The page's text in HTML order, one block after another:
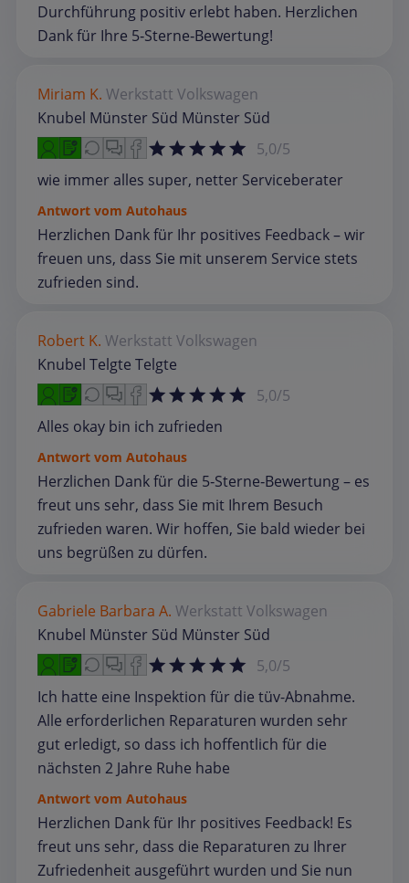
Durchführung positiv erlebt haben. Herzlichen
Dank für Ihre 5‑Sterne‑Bewertung!
Miriam K. Werkstatt Volkswagen
Knubel Münster Süd Münster Süd
5,0/5
wie immer alles super, netter Serviceberater
Antwort vom Autohaus
Herzlichen Dank für Ihr positives Feedback – wir
freuen uns, dass Sie mit unserem Service stets
zufrieden sind.
Robert K. Werkstatt Volkswagen
Knubel Telgte Telgte
5,0/5
Alles okay bin ich zufrieden
Antwort vom Autohaus
Herzlichen Dank für die 5‑Sterne‑Bewertung – es
freut uns sehr, dass Sie mit Ihrem Besuch
zufrieden waren. Wir hoffen, Sie bald wieder bei
uns begrüßen zu dürfen.
Gabriele Barbara A. Werkstatt Volkswagen
Knubel Münster Süd Münster Süd
5,0/5
Ich hatte eine Inspektion für die tüv-Abnahme.
Alle erforderlichen Reparaturen wurden sehr
gut erledigt, so dass ich hoffentlich für die
nächsten 2 Jahre Ruhe habe
Antwort vom Autohaus
Herzlichen Dank für Ihr positives Feedback! Es
freut uns sehr, dass die Reparaturen zu Ihrer
Zufriedenheit ausgeführt wurden und Sie nun